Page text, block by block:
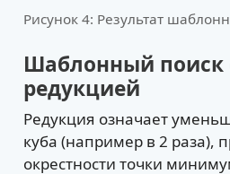
Рисунок 4: Результат
Шаблонный поиск
редукцией
Редукция означает
куба (например в 2 раза),
окрестности точки